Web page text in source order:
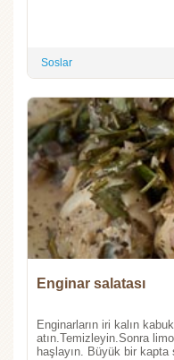
Soslar
Enginar salatası
Enginarların iri kalın
atın.Temizleyin.Sonra
haşlayın. Büyük bir kapta